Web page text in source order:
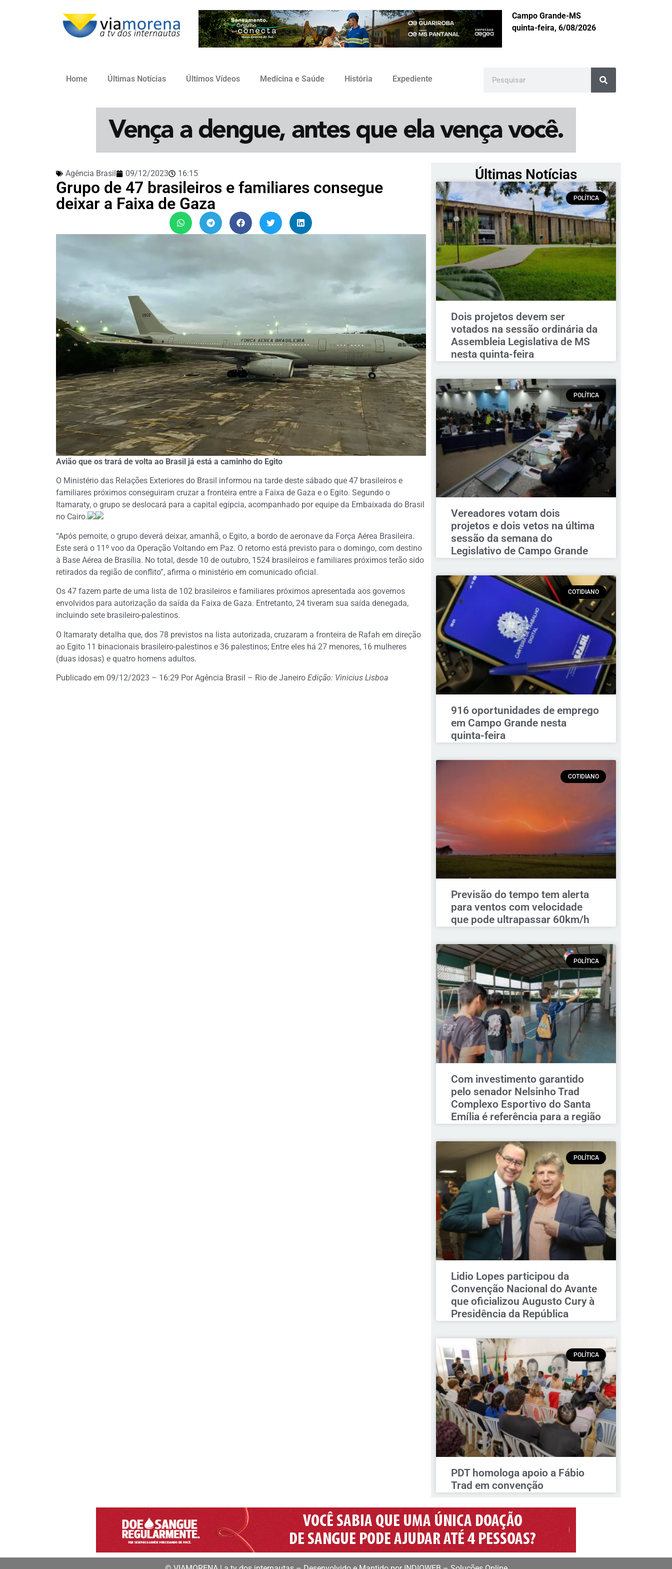
Campo Grande-MS
quinta-feira, 6/08/2026
Home Últimas Notícias Últimos Vídeos Medicina e Saúde História Expediente
Agência Brasil 09/12/2023 16:15
Grupo de 47 brasileiros e familiares consegue
deixar a Faixa de Gaza
Avião que os trará de volta ao Brasil já está a caminho do Egito
O Ministério das Relações Exteriores do Brasil informou na tarde deste sábado que 47 brasileiros e
familiares próximos conseguiram cruzar a fronteira entre a Faixa de Gaza e o Egito. Segundo o
Itamaraty, o grupo se deslocará para a capital egípcia, acompanhado por equipe da Embaixada do Brasil
no Cairo.
“Após pernoite, o grupo deverá deixar, amanhã, o Egito, a bordo de aeronave da Força Aérea Brasileira.
Este será o 11º voo da Operação Voltando em Paz. O retorno está previsto para o domingo, com destino
à Base Aérea de Brasília. No total, desde 10 de outubro, 1524 brasileiros e familiares próximos terão sido
retirados da região de conflito”, afirma o ministério em comunicado oficial.
Os 47 fazem parte de uma lista de 102 brasileiros e familiares próximos apresentada aos governos
envolvidos para autorização da saída da Faixa de Gaza. Entretanto, 24 tiveram sua saída denegada,
incluindo sete brasileiro-palestinos.
O Itamaraty detalha que, dos 78 previstos na lista autorizada, cruzaram a fronteira de Rafah em direção
ao Egito 11 binacionais brasileiro-palestinos e 36 palestinos; Entre eles há 27 menores, 16 mulheres
(duas idosas) e quatro homens adultos.
Publicado em 09/12/2023 – 16:29 Por Agência Brasil – Rio de Janeiro Edição: Vinicius Lisboa
Últimas Notícias
POLÍTICA
Dois projetos devem ser
votados na sessão ordinária da
Assembleia Legislativa de MS
nesta quinta-feira
POLÍTICA
Vereadores votam dois
projetos e dois vetos na última
sessão da semana do
Legislativo de Campo Grande
COTIDIANO
916 oportunidades de emprego
em Campo Grande nesta
quinta-feira
COTIDIANO
Previsão do tempo tem alerta
para ventos com velocidade
que pode ultrapassar 60km/h
POLÍTICA
Com investimento garantido
pelo senador Nelsinho Trad
Complexo Esportivo do Santa
Emília é referência para a região
POLÍTICA
Lidio Lopes participou da
Convenção Nacional do Avante
que oficializou Augusto Cury à
Presidência da República
POLÍTICA
PDT homologa apoio a Fábio
Trad em convenção